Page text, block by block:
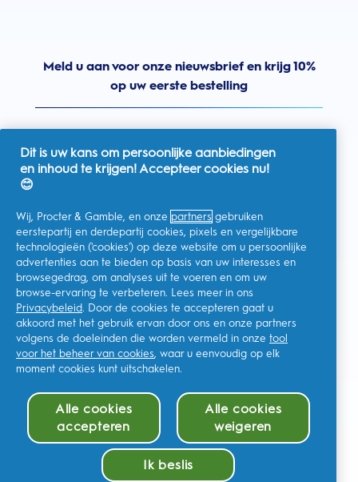
Meld u aan voor onze nieuwsbrief en krijg 10%
op uw eerste bestelling
Ik geef toestemming voor het ontvangen van
gepersonaliseerde communicatie met betrekking tot
aanbiedingen, nieuws en andere promotionele initiatieven van
Oral-B en andere
P&G-merken
kan me op elk momentafmelden.
Procter & Gamble, als verwerkingsverantwoordelijke, zal uw
persoonlijke gegevens verwerken zodat u zich bij deze site kunt
registreren en de interactie kunt aangaan met de aangeboden
diensten en zodat P&G u, afhankelijk van uw toestemming,
relevante commerciële berichten kan sturen, waaronder
gepersonaliseerde advertenties in online media. Ontdek hier
Voor meer informatie over de verwerking van uw gegevens en
uw privacy rechten, kunt u
kijken of ons volledige
raadplegen.
U bent minstens 18 jaar oud en gaat akkoord met onzealgemene
voorwaarden.
Dit is uw kans om persoonlijke aanbiedingen
en inhoud te krijgen! Accepteer cookies nu!
😊
Wij, Procter & Gamble, en onze partners gebruiken
eerstepartij en derdepartij cookies, pixels en vergelijkbare
technologieën ('cookies') op deze website om u persoonlijke
advertenties aan te bieden op basis van uw interesses en
browsegedrag, om analyses uit te voeren en om uw
browse-ervaring te verbeteren. Lees meer in ons
Privacybeleid. Door de cookies te accepteren gaat u
akkoord met het gebruik ervan door ons en onze partners
volgens de doeleinden die worden vermeld in onze tool
voor het beheer van cookies, waar u eenvoudig op elk
moment cookies kunt uitschakelen.
Alle cookies
accepteren
Alle cookies
weigeren
Ik beslis